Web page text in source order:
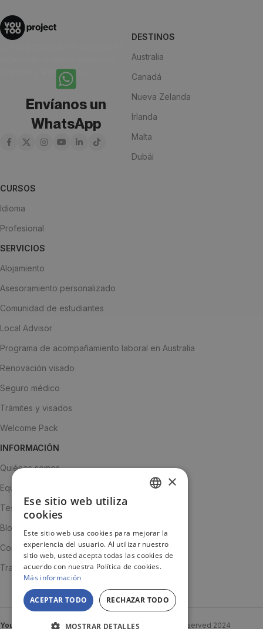
¡Anímate y escríbenos!
Envíanos un
WhatsApp
DESTINOS
Australia
Canadá
Nueva Zelanda
Irlanda
Malta
Dubái
CURSOS
Idioma
Profesional
SERVICIOS
Alojamiento
Asesoramiento personalizado
Comunidad de estudiantes
Local Advisor
Programa de acompañamiento laboral en Australia
Renovación visado
Seguro médico
Trámites y visados
Welcome Pack
INFORMACIÓN
Quiénes somos
Equipo
Testimonios
Blog
Contacto
Trabaja con nosotros
YouTooProjectCreated ByYouTooProject All rights reserved 2024
JA
×
Ese sitio web utiliza
cookies
Este sitio web usa cookies para mejorar la
experiencia del usuario. Al utilizar nuestro
sitio web, usted acepta todas las cookies de
acuerdo con nuestra Política de cookies.
Más información
ACEPTAR TODO RECHAZAR TODO
MOSTRAR DETALLES